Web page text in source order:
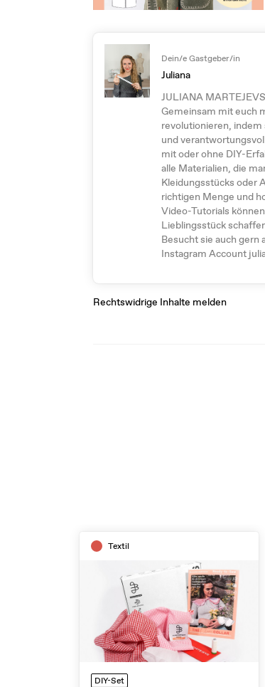
Dein/e Gastgeber/in
Juliana
JULIANA
Gemeinsam mit euch
revolutionieren,
und
mit oder ohne DIY-
alle Materialien, die
Kleidungsstücks oder
richtigen Menge und
Video-Tutorials
Lieblingsstück
Besucht sie auch gern
Instagram Account
Rechtswidrige Inhalte melden
Textil
DIY-Set